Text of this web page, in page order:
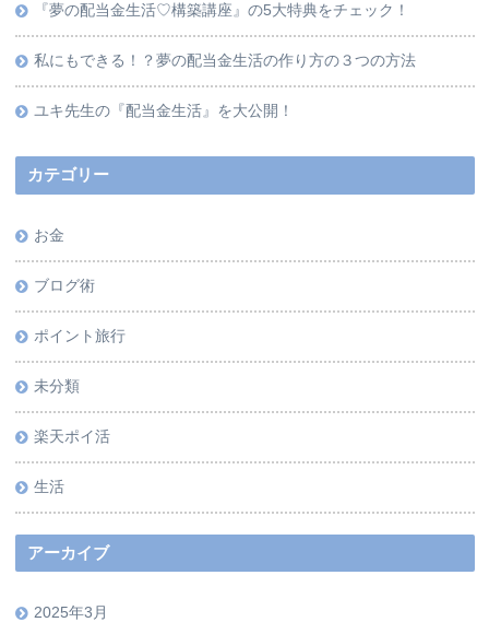
『夢の配当金生活♡構築講座』の5大特典をチェック！
私にもできる！？夢の配当金生活の作り方の３つの方法
ユキ先生の『配当金生活』を大公開！
カテゴリー
お金
ブログ術
ポイント旅行
未分類
楽天ポイ活
生活
アーカイブ
2025年3月